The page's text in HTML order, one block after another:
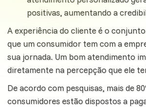
positivas, aumentando a
Aexperiênciado cliente é o
que um consumidor tem com a
sua jornada. Um bom atendimento
diretamente na percepção que ele
De acordo com pesquisas, mais de
consumidores estão dispostos a